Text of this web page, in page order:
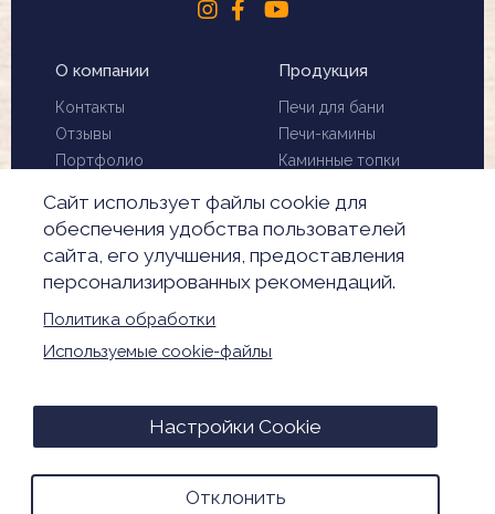
О компании
Контакты
Отзывы
Портфолио
Чистка дымохода
Производители
Акции
Обработка
персональных данных
Продукция
Печи для бани
Печи-камины
Каминные топки
Скидки
© 2026. Все права защищены
Advance Media - разработка и продвижение
сайтов
Сайт использует файлы cookie для
обеспечения удобства пользователей
сайта, его улучшения, предоставления
персонализированных рекомендаций.
Политика обработки
Используемые cookie-файлы
Настройки Cookie
Отклонить